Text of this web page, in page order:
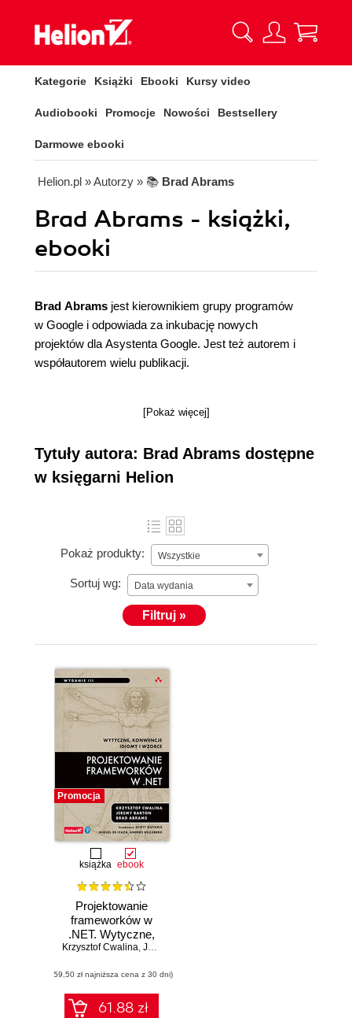
Kategorie Książki Ebooki Kursy video
Audiobooki Promocje Nowości Bestsellery
Darmowe ebooki
Helion.pl » Autorzy » 📚 Brad Abrams
Brad Abrams - książki,
ebooki
Brad Abrams jest kierownikiem grupy programów
w Google i odpowiada za inkubację nowych
projektów dla Asystenta Google. Jest też autorem i
współautorem wielu publikacji.
[Pokaż więcej]
Tytuły autora: Brad Abrams dostępne
w księgarni Helion
Pokaż produkty: Wszystkie
Sortuj wg: Data wydania
Filtruj »
Promocja
książka ebook
Projektowanie
frameworków w
.NET. Wytyczne,
konwencje, idiomy
III
Krzysztof Cwalina, Jeremy Barton
(59,50 zł najniższa cena z 30 dni)
61.88 zł